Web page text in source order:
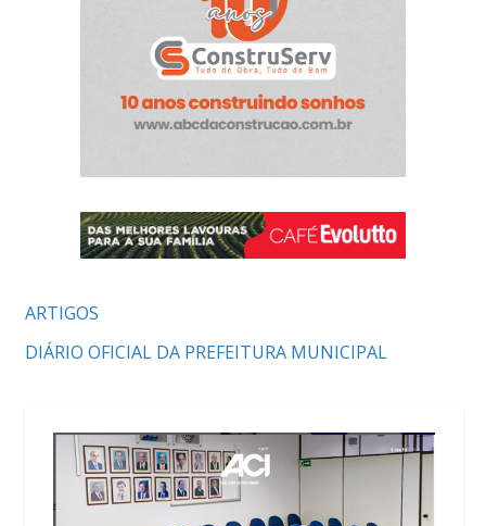
ARTIGOS
DIÁRIO OFICIAL DA PREFEITURA MUNICIPAL